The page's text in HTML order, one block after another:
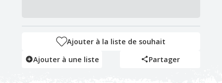
Ajouter à la liste de souhait
Ajouter à une liste
Partager